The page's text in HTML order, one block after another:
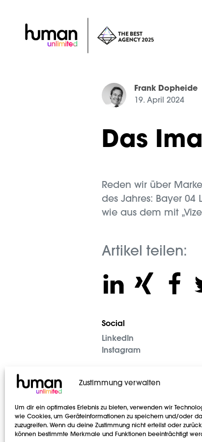
Zustimmung verwalten
Um dir ein optimales Erlebnis zu bieten, verwenden wir
wie Cookies, um Geräteinformationen zu speichern und/oder
zuzugreifen. Wenn du deine Zustimmung nicht erteilst oder
können bestimmte Merkmale und Funktionen beeinträchtigt
Frank Dopheide
19. April 2024
Das
Reden wir über
des Jahres: Bayer 04
wie aus dem mit
Artikel teilen:
Social
LinkedIn
Instagram